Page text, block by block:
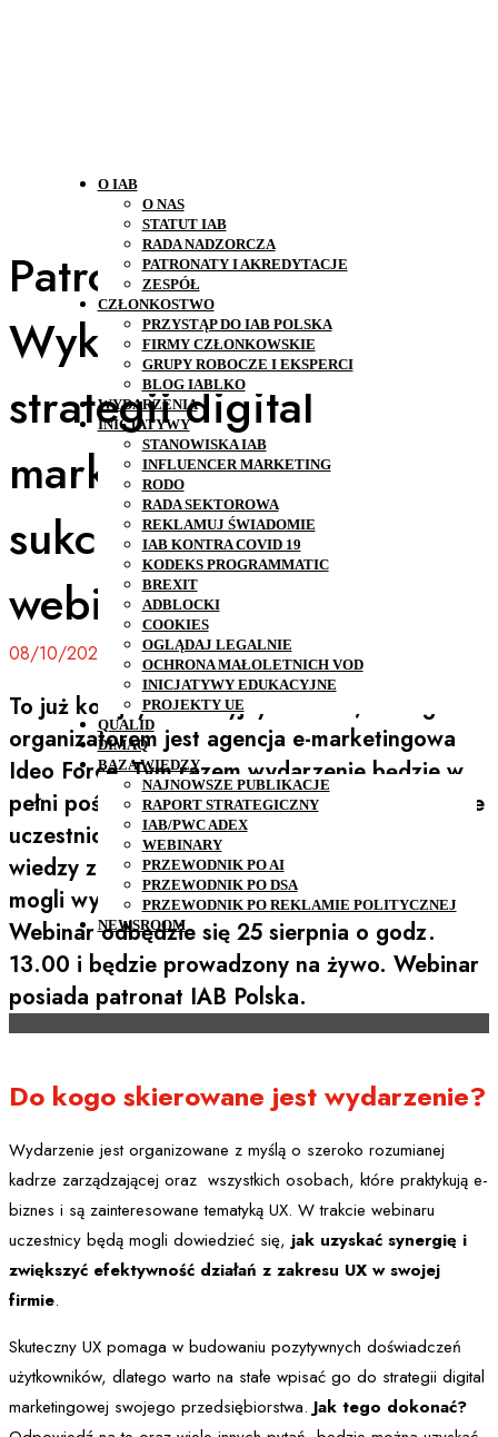
O IAB
O NAS
STATUT IAB
RADA NADZORCZA
PATRONATY I AKREDYTACJE
ZESPÓŁ
CZŁONKOSTWO
PRZYSTĄP DO IAB POLSKA
FIRMY CZŁONKOWSKIE
GRUPY ROBOCZE I EKSPERCI
BLOG IABLKO
WYDARZENIA
INICJATYWY
STANOWISKA IAB
INFLUENCER MARKETING
RODO
RADA SEKTOROWA
REKLAMUJ ŚWIADOMIE
IAB KONTRA COVID 19
KODEKS PROGRAMMATIC
BREXIT
ADBLOCKI
COOKIES
OGLĄDAJ LEGALNIE
OCHRONA MAŁOLETNICH VOD
INICJATYWY EDUKACYJNE
PROJEKTY UE
QUALID
DIMAQ
BAZA WIEDZY
NAJNOWSZE PUBLIKACJE
RAPORT STRATEGICZNY
IAB/PWC ADEX
WEBINARY
PRZEWODNIK PO AI
PRZEWODNIK PO DSA
PRZEWODNIK PO REKLAMIE POLITYCZNEJ
NEWSROOM
Patronat IAB:
Wykorzystaj UX w
strategii digital
marketingowej i odnieś
sukces! Zaproszenie na
webinar Ideo Force.
08/10/2022
To już kolejny edukacyjny webinar, którego
organizatorem jest agencja e-marketingowa
Ideo Force. Tym razem wydarzenie będzie w
pełni poświęcone tematyce UX. W jego trakcie
uczestnicy otrzymają dawkę eksperckiej
wiedzy z zakresu User Experience, którą będą
mogli wykorzystać we własnym e-biznesie.
Webinar odbędzie się 25 sierpnia o godz.
13.00 i będzie prowadzony na żywo. Webinar
posiada patronat IAB Polska.
Do kogo skierowane jest wydarzenie?
Wydarzenie jest organizowane z myślą o szeroko rozumianej
kadrze zarządzającej oraz wszystkich osobach, które praktykują e-
biznes i są zainteresowane tematyką UX. W trakcie webinaru
uczestnicy będą mogli dowiedzieć się,jak uzyskać synergię i
zwiększyć efektywność działań z zakresu UX w swojej
firmie.
Skuteczny UX pomaga w budowaniu pozytywnych doświadczeń
użytkowników, dlatego warto na stałe wpisać go do strategii digital
marketingowej swojego przedsiębiorstwa.Jak tego dokonać?